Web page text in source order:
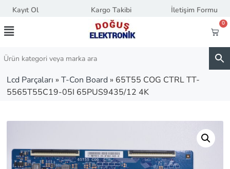
Kayıt Ol Kargo Takibi İletişim Formu
0
Lcd Parçaları » T-Con Board » 65T55 COG CTRL TT-
5565T55C19-05I 65PUS9435/12 4K